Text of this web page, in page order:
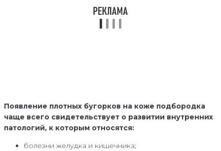
Появление плотных бугорков на коже подбородка
чаще всего свидетельствует о развитии внутренних
патологий, к которым относятся:
болезни желудка и кишечника;